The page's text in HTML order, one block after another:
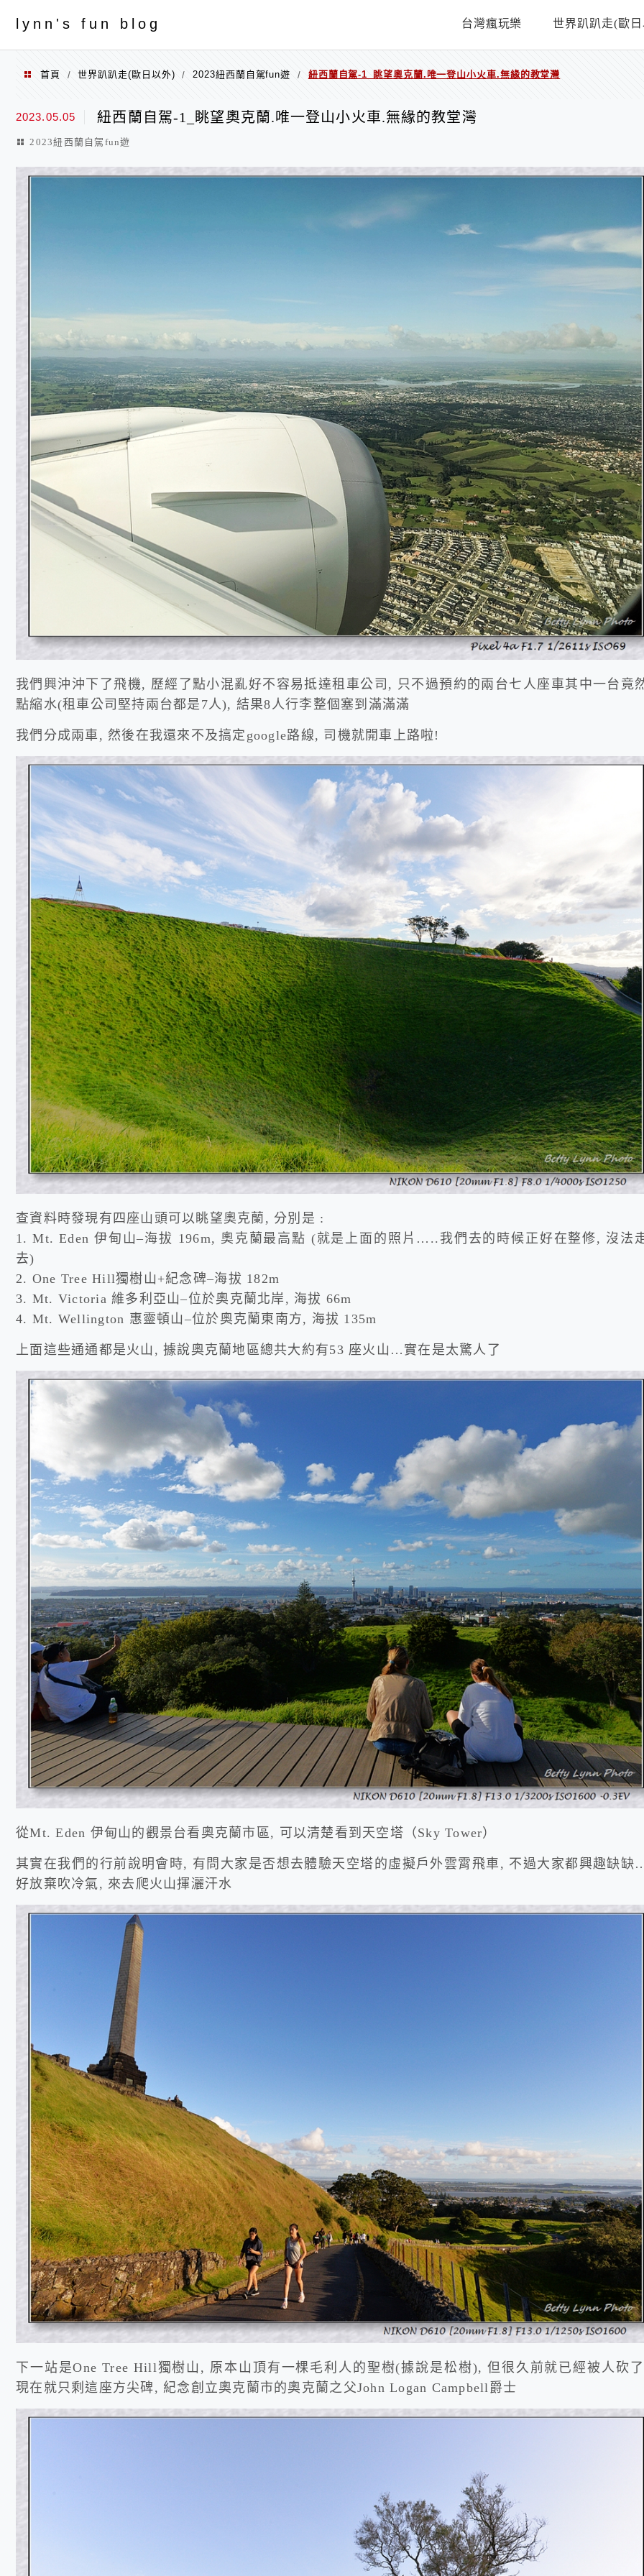
ly nn's fun blog 台灣瘋玩樂 世界趴趴走(歐
首頁 / 世界趴趴走(歐日以外) / 2023紐西蘭自駕fun遊 / 紐西蘭自駕-1_眺望奧克蘭.唯一登山小火車.無緣的教堂灣
2023.05.05 紐西蘭自駕-1_眺望奧克蘭.唯一登山小火車.無緣的教堂灣
2023紐西蘭自駕fun遊
我們興沖沖下了飛機, 歷經了點小混亂好不容易抵達租車公司, 只不過預約的兩台七人座車其中一台竟
點縮水(租車公司堅持兩台都是7人), 結果8人行李整個塞到滿滿滿
我們分成兩車, 然後在我還來不及搞定google路線, 司機就開車上路啦!
查資料時發現有四座山頭可以眺望奧克蘭, 分別是 :
1. Mt. Eden 伊甸山–海拔 196m, 奧克蘭最高點 (就是上面的照片…..我們去的時候正好在整修, 沒法
去)
2. One Tree Hill獨樹山+紀念碑–海拔 182m
3. Mt. Victoria 維多利亞山–位於奧克蘭北岸, 海拔 66m
4. Mt. Wellington 惠靈頓山–位於奧克蘭東南方, 海拔 135m
上面這些通通都是火山, 據說奧克蘭地區總共大約有53 座火山…實在是太驚人了
從Mt. Eden 伊甸山的觀景台看奧克蘭市區, 可以清楚看到天空塔（Sky Tower）
其實在我們的行前說明會時, 有問大家是否想去體驗天空塔的虛擬戶外雲霄飛車, 不過大家都興趣缺缺
好放棄吹冷氣, 來去爬火山揮灑汗水
下一站是One Tree Hill獨樹山, 原本山頂有一棵毛利人的聖樹(據說是松樹), 但很久前就已經被人砍
現在就只剩這座方尖碑, 紀念創立奧克蘭市的奧克蘭之父John Logan Campbell爵士